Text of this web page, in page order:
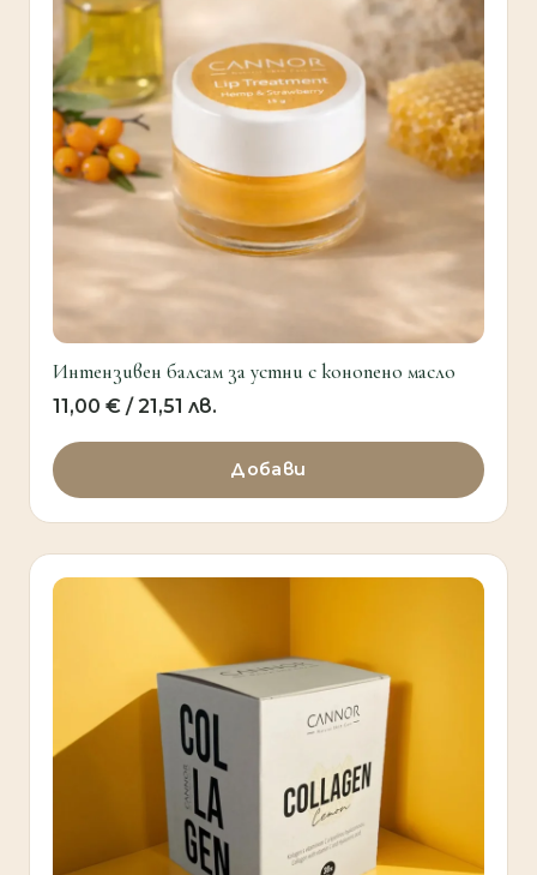
Интензивен балсам за устни с конопено масло
11,00€ / 21,51 лв.
Добави